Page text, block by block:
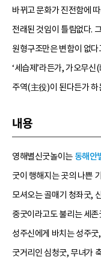
바뀌고 문화가 진전함에
전래된 것임이 틀림없다.
원형구조만은 변함이 없
‘세습제’라든가, 가오무
주역(主役)이 된다든가 하
내용
영해별신굿놀이는 동해안
굿이 행해지는 곳의 나쁜
모셔오는 골매기 청좌굿,
중굿이라고도 불리는 세
성주신에게 바치는 성주
굿거리인 심청굿, 무녀가